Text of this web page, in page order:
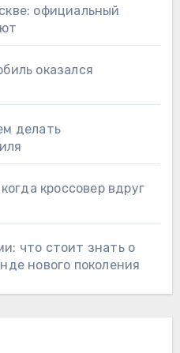
официальный
оказался
делать
кроссовер вдруг
что стоит знать о
нового поколения